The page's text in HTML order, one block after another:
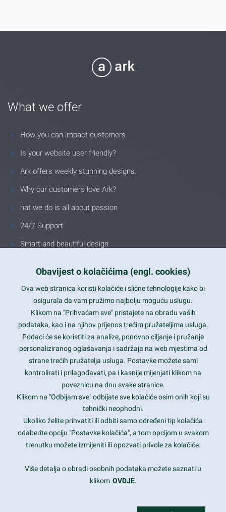
What we offer
How you can impact customers
Is your website user friendly?
Ark offers weekly stunning designs.
Why our customers love Ark?
hat we do is all about passion
24/7 Support
Smart and beautiful design
Latest trends and much more...
Contact Info
1600 Amphitheatre Parkway, Mountain View, CA 94043
prothemes.net@gmail.com
Daily: 9:00 am - 6:00 pm
Sunday: Closed
Copyright 2017FRESHFACE© All Rights Reserved
Obavijest o kolačićima (engl. cookies)
Ova web stranica koristi kolačiće i slične tehnologije kako bi
osigurala da vam pružimo najbolju moguću uslugu.
Klikom na "Prihvaćam sve" pristajete na obradu vaših
podataka, kao i na njihov prijenos trećim pružateljima usluga.
Podaci će se koristiti za analize, ponovno ciljanje i pružanje
personaliziranog oglašavanja i sadržaja na web mjestima od
strane trećih pružatelja usluga. Postavke možete sami
kontrolirati i prilagođavati, pa i kasnije mijenjati klikom na
poveznicu na dnu svake stranice.
Klikom na "Odbijam sve" odbijate sve kolačiće osim onih koji su
tehnički neophodni.
Ukoliko želite prihvatiti ili odbiti samo određeni tip kolačića
odaberite opciju "Postavke kolačića", a tom opcijom u svakom
trenutku možete izmijeniti ili opozvati privole za kolačiće.
Više detalja o obradi osobnih podataka možete saznati u
klikom OVDJE.